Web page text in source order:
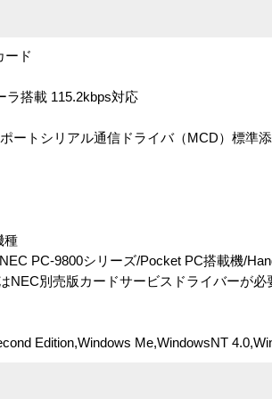
ード
ラ搭載 115.2kbps対応
ートシリアル通信ドライバ（MCD）標準
種
PC-9800シリーズ/Pocket PC搭載機/
NEC別売版カードサービスドライバーが必
Edition,Windows Me,WindowsNT